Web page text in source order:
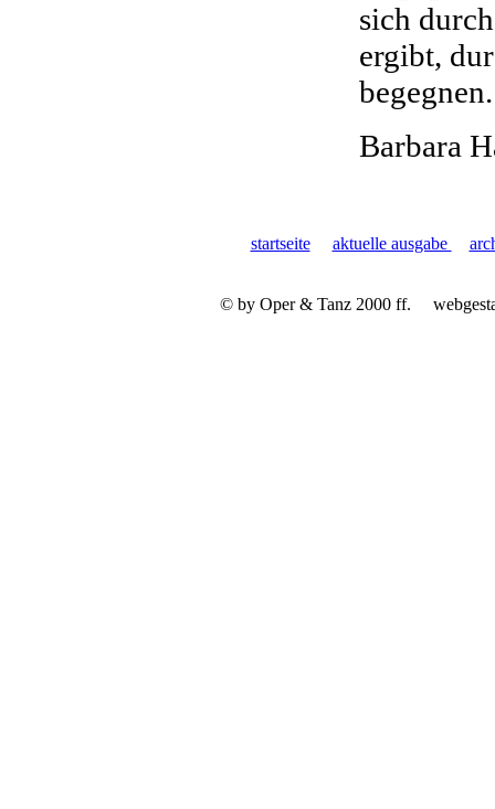
sich
ergibt,
begegnen.
Barbara
startseite aktuelle ausgabe
© by Oper & Tanz 2000 ff.